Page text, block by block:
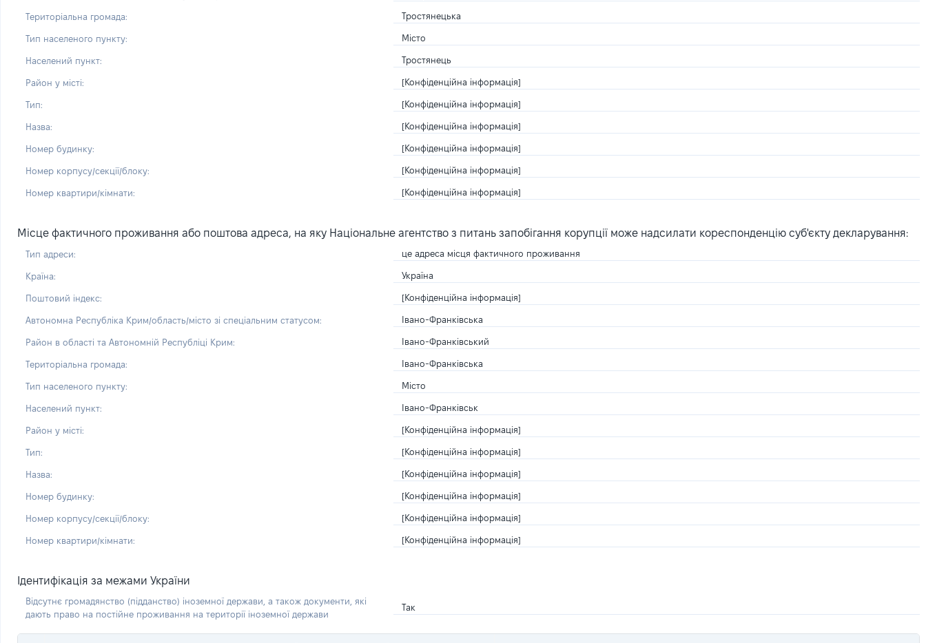
Територіальна громада: Тростянецька
Тип населеного пункту: Місто
Населений пункт: Тростянець
Район у місті: [Конфіденційна інформація]
Тип: [Конфіденційна інформація]
Назва: [Конфіденційна інформація]
Номер будинку: [Конфіденційна інформація]
Номер корпусу/секції/блоку: [Конфіденційна інформація]
Номер квартири/кімнати: [Конфіденційна інформація]
Місце фактичного проживання або поштова адреса, на яку Національне агентство з питань запобігання корупції може надсилати кореспонденцію суб'єкту декларування:
Тип адреси: це адреса місця фактичного проживання
Країна: Україна
Поштовий індекс: [Конфіденційна інформація]
Автономна Республіка Крим/область/місто зі спеціальним статусом: Івано-Франківська
Район в області та Автономній Республіці Крим: Івано-Франківський
Територіальна громада: Івано-Франківська
Тип населеного пункту: Місто
Населений пункт: Івано-Франківськ
Район у місті: [Конфіденційна інформація]
Тип: [Конфіденційна інформація]
Назва: [Конфіденційна інформація]
Номер будинку: [Конфіденційна інформація]
Номер корпусу/секції/блоку: [Конфіденційна інформація]
Номер квартири/кімнати: [Конфіденційна інформація]
Ідентифікація за межами України
Відсутнє громадянство (підданство) іноземної держави, а також документи, які
дають право на постійне проживання на території іноземної держави
Так